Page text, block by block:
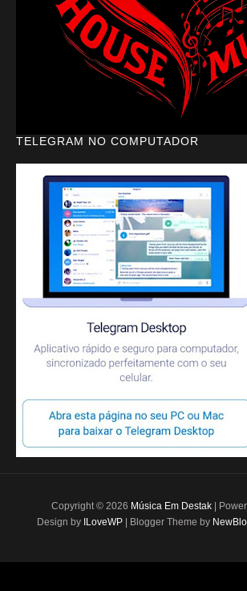
TELEGRAM NO COMPUTADOR
Copyright © 2026 Música Em Destak |
Design by ILoveWP| Blogger Theme by